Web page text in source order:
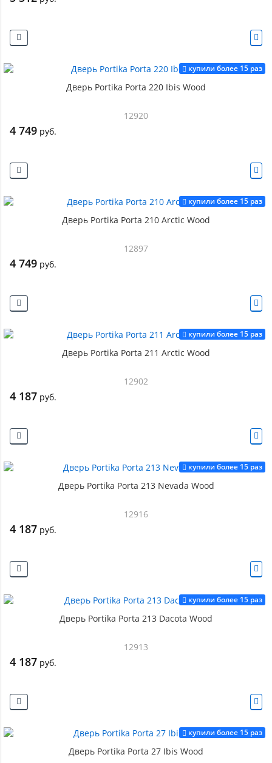
купили более 15 раз
Дверь Portika Porta 220 Ibis Wood
12920
4 749 руб.
купили более 15 раз
Дверь Portika Porta 210 Arctic Wood
12897
4 749 руб.
купили более 15 раз
Дверь Portika Porta 211 Arctic Wood
12902
4 187 руб.
купили более 15 раз
Дверь Portika Porta 213 Nevada Wood
12916
4 187 руб.
купили более 15 раз
Дверь Portika Porta 213 Dacota Wood
12913
4 187 руб.
купили более 15 раз
Дверь Portika Porta 27 Ibis Wood